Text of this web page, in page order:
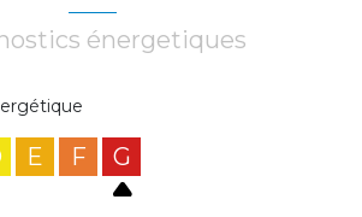
un terrain de loisir, un
vos projets de détente ou
paisible.
énergetiques
E F G